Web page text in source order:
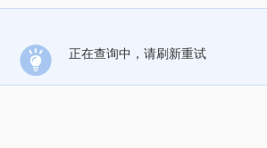
正在查询中，请刷新重试